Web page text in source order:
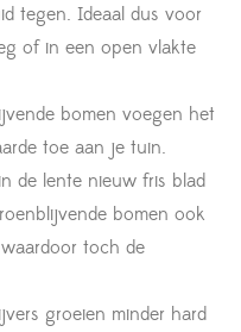
tegen. Ideaal dus voor
of in een open vlakte
bomen voegen het
toe aan je tuin.
de lente nieuw fris blad
bomen ook
toch de
groeien minder hard